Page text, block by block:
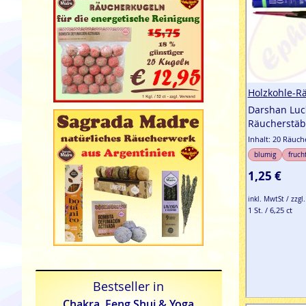
Holzkohle-
Darshan
Inhalt: 20
blumig
1,25 €
inkl. MwtSt /
1 St. / 6,25 ct
Bestseller in